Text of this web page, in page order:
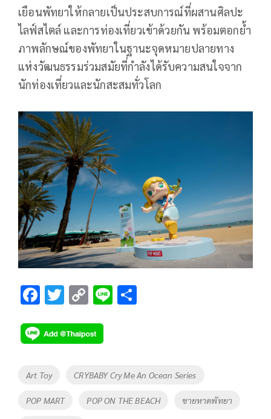
เยือนพัทยาให้กลายเป็นประสบการณ์ที่ผสานศิลปะ
ไลฟ์สไตล์ และการท่องเที่ยวเข้าด้วยกัน พร้อมตอกย้ำ
ภาพลักษณ์ของพัทยาในฐานะจุดหมายปลายทาง
แห่งวัฒนธรรมร่วมสมัยที่กำลังได้รับความสนใจจาก
นักท่องเที่ยวและนักสะสมทั่วโลก
F
e
b
o
o
k
T
tt
er
C
p
y
Li
n
k
Li
Tags
Art Toy CRYBABY Cry Me An Ocean Series
POP MART POP ON THE BEACH ชายหาดพัทยา